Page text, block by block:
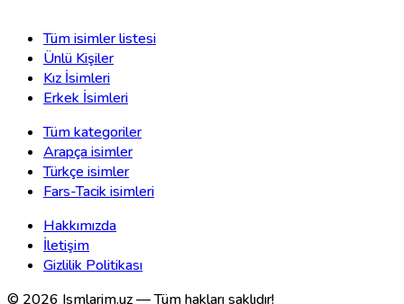
Tüm isimler listesi
Ünlü Kişiler
Kız İsimleri
Erkek İsimleri
Tüm kategoriler
Arapça isimler
Türkçe isimler
Fars-Tacik isimleri
Hakkımızda
İletişim
Gizlilik Politikası
© 2026 Ismlarim.uz —Tüm hakları saklıdır!